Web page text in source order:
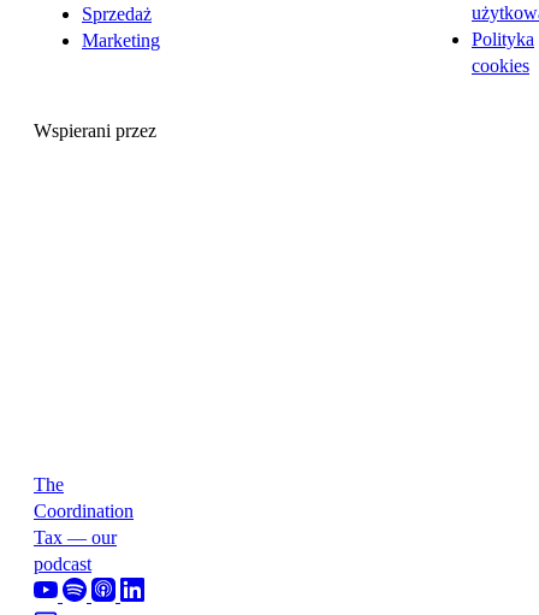
Sprzedaż
Marketing
Polityka
cookies
Wspierani przez
The
Coordination
Tax — our
podcast